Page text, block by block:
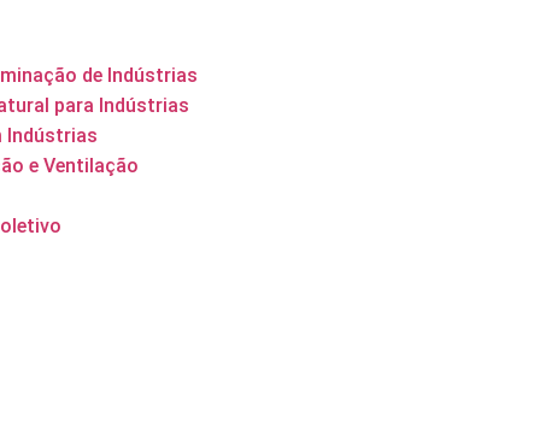
de Indústrias
para Indústrias
Indústrias
e Ventilação